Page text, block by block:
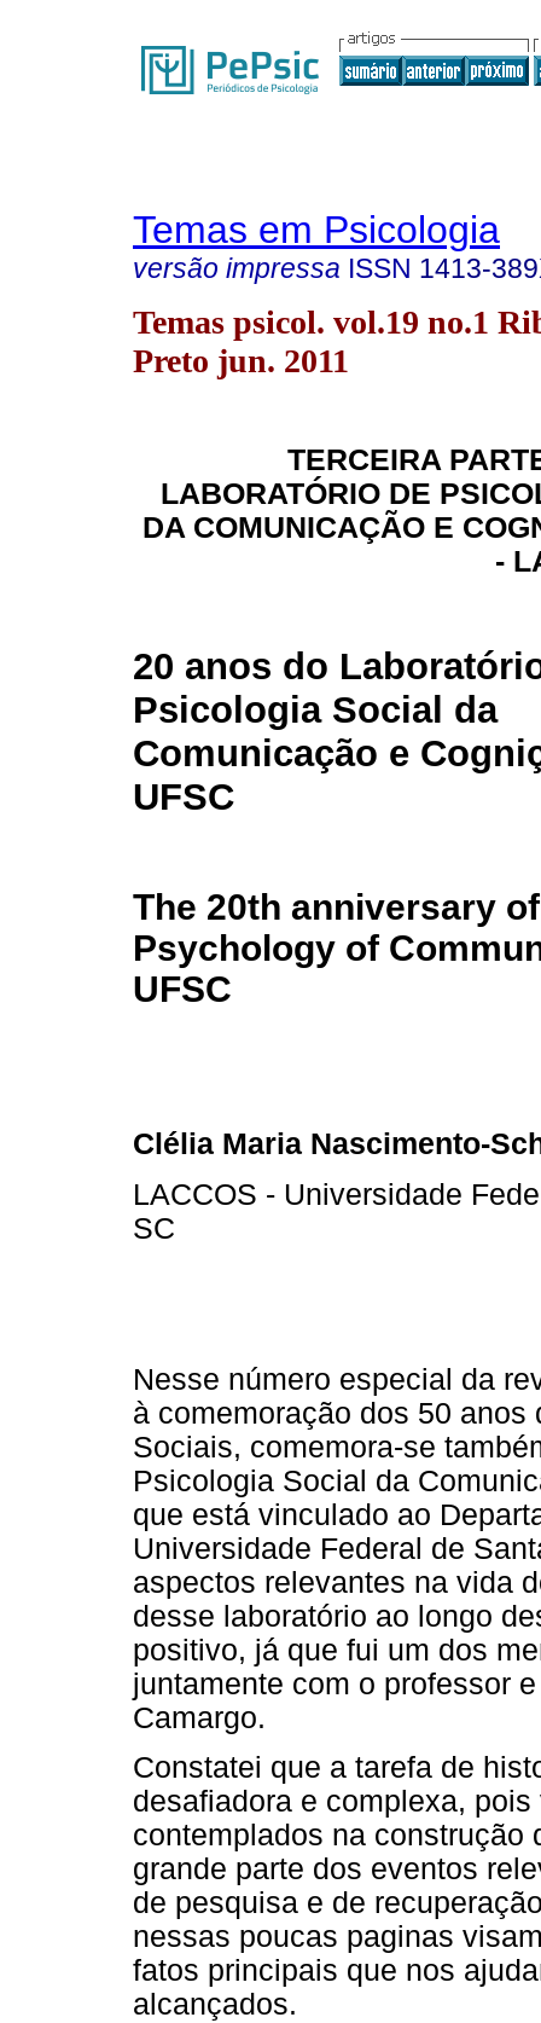
Temas em Psicologia
versão impressa ISSN 1413-
Temas psicol. vol.19 no.1
Preto jun. 2011
TERCEIRA
LABORATÓRIO DE
DA COMUNICAÇÃO E
-
20 anos do
Psicologia Social da
Comunicação e
UFSC
The 20th anniversary
Psychology of
UFSC
Clélia Maria Nascimento-
LACCOS - Universidade
SC
Nesse número especial da
à comemoração dos 50 anos
Sociais, comemora-se
Psicologia Social da
que está vinculado ao
Universidade Federal de
aspectos relevantes na vida
desse laboratório ao longo
positivo, já que fui um dos
juntamente com o professor
Camargo.
Constatei que a tarefa de
desafiadora e complexa,
contemplados na construção
grande parte dos eventos
de pesquisa e de
nessas poucas paginas
fatos principais que nos
alcançados.